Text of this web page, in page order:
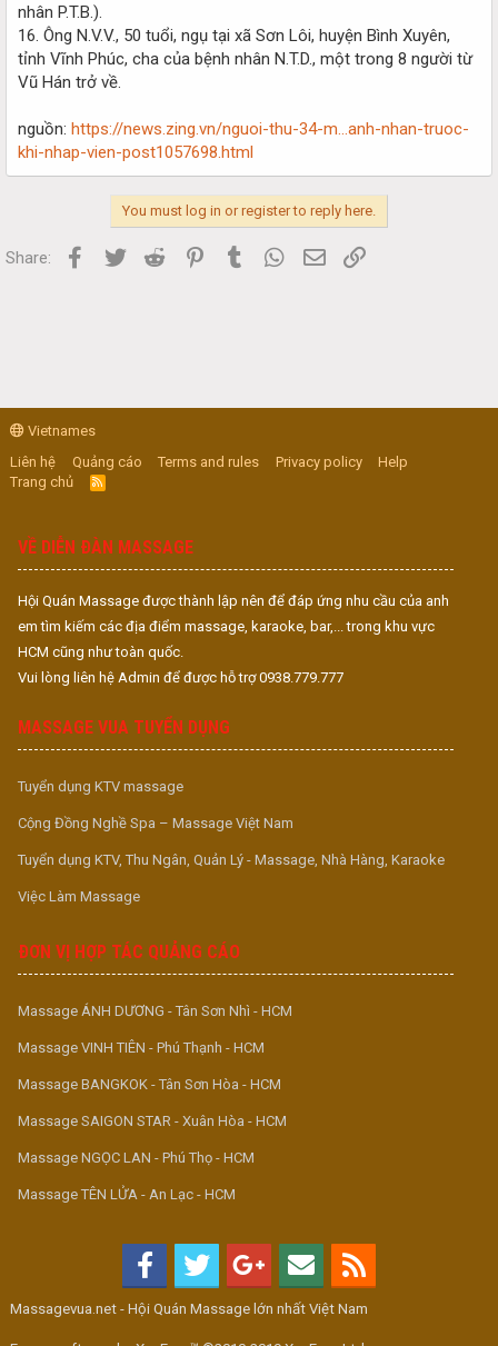
nhân P.T.B.).
16. Ông N.V.V., 50 tuổi, ngụ tại xã Sơn Lôi, huyện Bình Xuyên,
tỉnh Vĩnh Phúc, cha của bệnh nhân N.T.D., một trong 8 người từ
Vũ Hán trở về.
nguồn: https://news.zing.vn/nguoi-thu-34-m...anh-nhan-truoc-
khi-nhap-vien-post1057698.html
You must log in or register to reply here.
Share: Facebook
Twitter Reddit PinterestTumblr WhatsApp
Email
Vietnames
Liên hệ
Quảng cáo Terms and rules Privacy policy
Help
Trang chủ
R
S
VỀ DIỄN ĐÀN MASSAGE
Hội Quán Massage được thành lập nên để đáp ứng nhu cầu của anh
em tìm kiếm các địa điểm massage, karaoke, bar,... trong khu vực
HCM cũng như toàn quốc.
Vui lòng liên hệ Admin để được hỗ trợ 0938.779.777
MASSAGE VUA TUYỂN DỤNG
Tuyển dụng KTV massage
Cộng Đồng Nghề Spa – Massage Việt Nam
Tuyển dụng KTV, Thu Ngân, Quản Lý - Massage, Nhà Hàng, Karaoke
Việc Làm Massage
ĐƠN VỊ HỢP TÁC QUẢNG CÁO
Massage ÁNH DƯƠNG - Tân Sơn Nhì - HCM
Massage VINH TIÊN - Phú Thạnh - HCM
Massage BANGKOK - Tân Sơn Hòa - HCM
Massage SAIGON STAR - Xuân Hòa - HCM
Massage NGỌC LAN - Phú Thọ - HCM
Massage TÊN LỬA - An Lạc - HCM
Massagevua.net - Hội Quán Massage lớn nhất Việt Nam